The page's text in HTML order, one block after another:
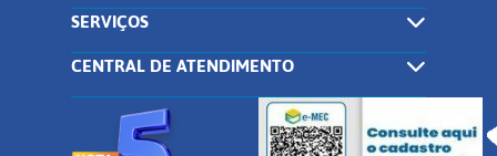
SERVIÇOS
CENTRAL DE ATENDIMENTO